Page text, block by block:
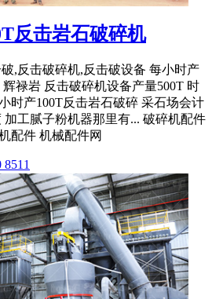
反击岩石破碎机
,反击破碎机,反击破设备 每小时产
禄岩 反击破碎机设备产量500T 时
时产100T反击岩石破碎 采石场会计
加工腻子粉机器那里有... 破碎机配件
配件 机械配件网